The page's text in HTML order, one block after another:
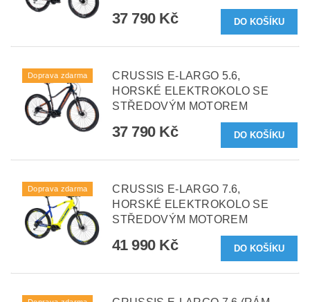
37 790 Kč
Doprava zdarma
CRUSSIS E-LARGO 5.6,
HORSKÉ ELEKTROKOLO SE
STŘEDOVÝM MOTOREM
37 790 Kč
Doprava zdarma
CRUSSIS E-LARGO 7.6,
HORSKÉ ELEKTROKOLO SE
STŘEDOVÝM MOTOREM
41 990 Kč